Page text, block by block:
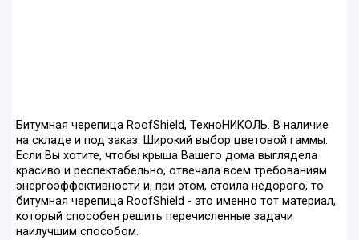
Битумная черепица RoofShield, ТехноНИКОЛЬ. В наличие
на складе и под заказ. Широкий выбор цветовой гаммы.
Если Вы хотите, чтобы крыша Вашего дома выглядела
красиво и респектабельно, отвечала всем требованиям
энергоэффективности и, при этом, стоила недорого, то
битумная черепица RoofShield - это именно тот материал,
который способен решить перечисленные задачи
наилучшим способом.